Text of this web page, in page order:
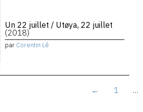
Un 22 juillet / Utøya, 22 juillet
(2018)
par Corentin Lê
← 1 …